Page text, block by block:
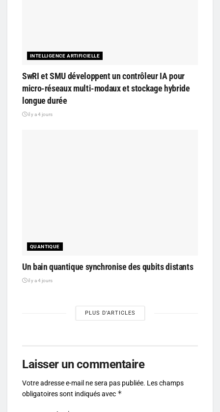
INTELLIGENCE ARTIFICIELLE
SwRI et SMU développent un contrôleur IA pour
micro-réseaux multi-modaux et stockage hybride
longue durée
il y a 4 jours
QUANTIQUE
Un bain quantique synchronise des qubits distants
il y a 4 jours
PLUS D'ARTICLES
Laisser un commentaire
Votre adresse e-mail ne sera pas publiée. Les champs
obligatoires sont indiqués avec *